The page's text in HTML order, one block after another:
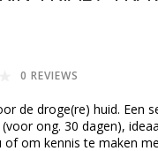
0 REVIEWS
de droge(re) huid. Een
ong. 30 dagen),
of om kennis te maken